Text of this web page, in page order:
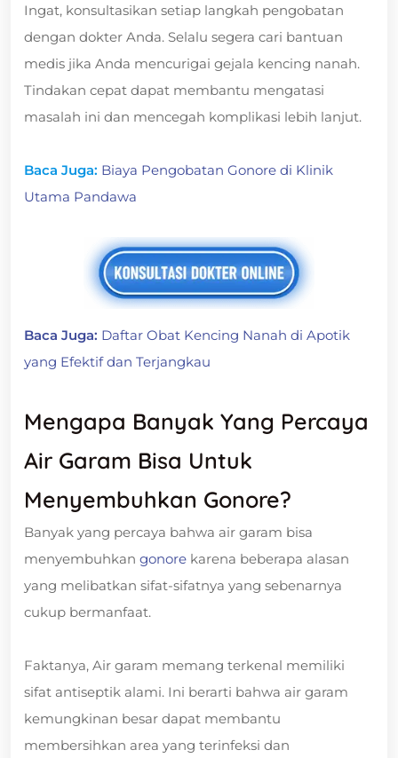
Ingat, konsultasikan setiap langkah pengobatan
dengan dokter Anda. Selalu segera cari bantuan
medis jika Anda mencurigai gejala kencing nanah.
Tindakan cepat dapat membantu mengatasi
masalah ini dan mencegah komplikasi lebih lanjut.
Baca Juga: Biaya Pengobatan Gonore di Klinik
Utama Pandawa
Baca Juga: Daftar Obat Kencing Nanah di Apotik
yang Efektif dan Terjangkau
Mengapa Banyak Yang Percaya
Air Garam Bisa Untuk
Menyembuhkan Gonore?
Banyak yang percaya bahwa air garam bisa
menyembuhkan gonore karena beberapa alasan
yang melibatkan sifat-sifatnya yang sebenarnya
cukup bermanfaat.
Faktanya, Air garam memang terkenal memiliki
sifat antiseptik alami. Ini berarti bahwa air garam
kemungkinan besar dapat membantu
membersihkan area yang terinfeksi dan